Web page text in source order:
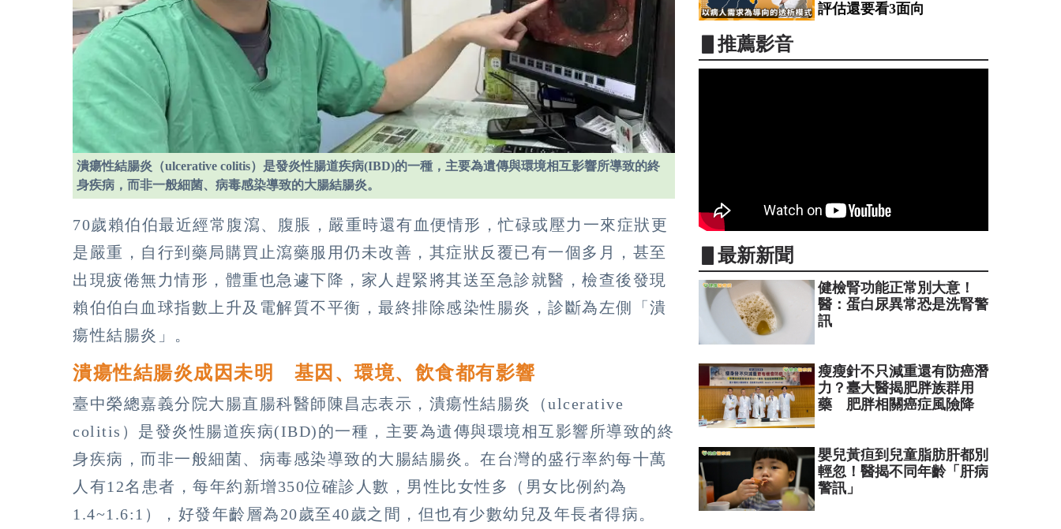
潰瘍性結腸炎（ulcerative colitis）是發炎性腸道疾病(IBD)的一種，主要為遺傳與環境相互影響所導致的終
身疾病，而非一般細菌、病毒感染導致的大腸結腸炎。
70歲賴伯伯最近經常腹瀉、腹脹，嚴重時還有血便情形，忙碌或壓力一來症狀更
是嚴重，自行到藥局購買止瀉藥服用仍未改善，其症狀反覆已有一個多月，甚至
出現疲倦無力情形，體重也急遽下降，家人趕緊將其送至急診就醫，檢查後發現
賴伯伯白血球指數上升及電解質不平衡，最終排除感染性腸炎，診斷為左側「潰
瘍性結腸炎」。
潰瘍性結腸炎成因未明 基因、環境、飲食都有影響
臺中榮總嘉義分院大腸直腸科醫師陳昌志表示，潰瘍性結腸炎（ulcerative
colitis）是發炎性腸道疾病(IBD)的一種，主要為遺傳與環境相互影響所導致的終
身疾病，而非一般細菌、病毒感染導致的大腸結腸炎。在台灣的盛行率約每十萬
人有12名患者，每年約新增350位確診人數，男性比女性多（男女比例約為
1.4~1.6:1），好發年齡層為20歲至40歲之間，但也有少數幼兒及年長者得病。
評估還要看3面向
▋推薦影音
▋最新新聞
健檢腎功能正常別大意！
醫：蛋白尿異常恐是洗腎警
訊
瘦瘦針不只減重還有防癌潛
力？臺大醫揭肥胖族群用
藥 肥胖相關癌症風險降
嬰兒黃疸到兒童脂肪肝都別
輕忽！醫揭不同年齡「肝病
警訊」